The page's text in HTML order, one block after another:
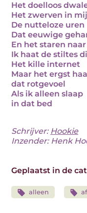
Het doelloos
Het zwerven in
De nutteloze uren
Dat eeuwige
En het staren
Ik haat de stiltes
Het kille internet
Maar het ergst
dat rotgevoel
Als ik alleen slaap
in dat bed
Schrijver: Hookie
Inzender: Henk
Geplaatst in de
alleen